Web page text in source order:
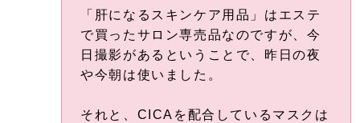
「肝になるスキンケア用品」はエステ
で買ったサロン専売品なのですが、今
日撮影があるということで、昨日の夜
や今朝は使いました。
それと、CICAを配合しているマスクは